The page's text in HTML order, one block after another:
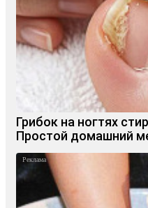
Грибок на ногтях
Простой домашний